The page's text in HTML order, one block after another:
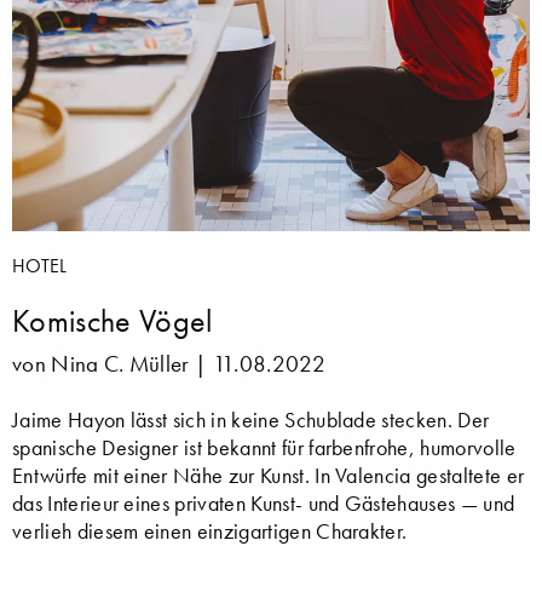
HOTEL
Komische Vögel
von Nina C. Müller | 11.08.2022
Jaime Hayon lässt sich in keine Schublade stecken. Der
spanische Designer ist bekannt für farbenfrohe, humorvolle
Entwürfe mit einer Nähe zur Kunst. In Valencia gestaltete er
das Interieur eines privaten Kunst- und Gästehauses — und
verlieh diesem einen einzigartigen Charakter.